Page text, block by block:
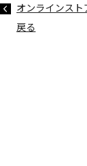
オンラインスト
戻る